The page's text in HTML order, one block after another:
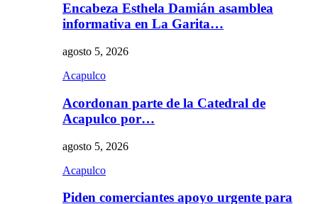
Encabeza Esthela Damián asamblea
informativa en La Garita…
agosto 5, 2026
Acapulco
Acordonan parte de la Catedral de
Acapulco por…
agosto 5, 2026
Acapulco
Piden comerciantes apoyo urgente para